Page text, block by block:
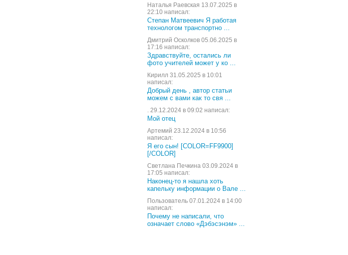
Наталья Раевская 13.07.2025 в
22:10 написал:
Степан Матвеевич Я работая
технологом транспортно ...
Дмитрий Осколков 05.06.2025 в
17:16 написал:
Здравствуйте, остались ли
фото учителей может у ко ...
Кирилл 31.05.2025 в 10:01
написал:
Добрый день , автор статьи
можем с вами как то свя ...
. 29.12.2024 в 09:02 написал:
Мой отец
Артемий 23.12.2024 в 10:56
написал:
Я его сын! [COLOR=FF9900]
[/COLOR]
Светлана Печкина 03.09.2024 в
17:05 написал:
Наконец-то я нашла хоть
капельку информации о Вале ...
Пользователь 07.01.2024 в 14:00
написал:
Почему не написали, что
означает слово «Дэбэсэнэм» ...